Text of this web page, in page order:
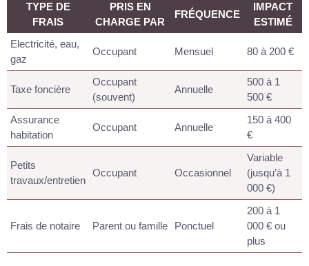
TYPE DE
FRAIS
PRIS EN
CHARGE PAR
FRÉQUENCE
IMPACT
ESTIMÉ
Electricité, eau,
gaz
Occupant Mensuel 80 à 200 €
Taxe foncière
Occupant
(souvent)
Annuelle
500 à 1
500 €
Assurance
habitation
Occupant Annuelle
150 à 400
€
Petits
travaux/entretien
Occupant Occasionnel
Variable
(jusqu’à 1
000 €)
Frais de notaire Parent ou famille Ponctuel
200 à 1
000 € ou
plus